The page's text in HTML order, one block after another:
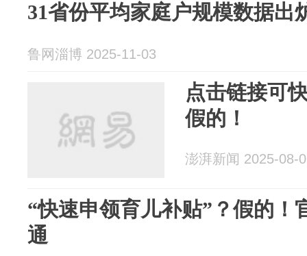
31省份平均家庭户规模数据出
鲁网淄博 2025-11-03
点击链接可
假的！
澎湃新闻 2025-08-
“快速申领育儿补贴”？假的！
通